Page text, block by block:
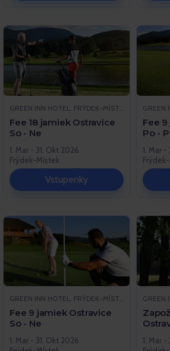
Fee 18 jamiek Ostravice
So - Ne
1. Mar - 31. Okt 2026
Frýdek-Místek
Vstupenky
Fee
Po -
1. Mar
GREEN INN HOTEL, FRÝDEK-MÍSTEK
Fee 9 jamiek Ostravice
So - Ne
1. Mar - 31. Okt 2026
1. Mar